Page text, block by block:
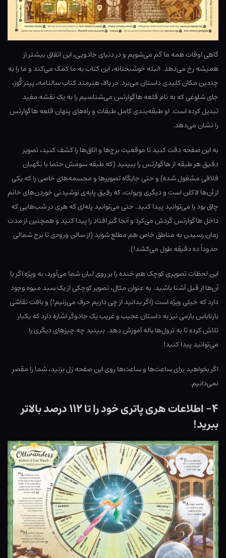
گاهی اوقات همه ما گم می‌شویم و در دنیای جادویی، این اتفاق بیشتر از
همیشه رخ می‌دهد. البته خوشبختانه، این کتاب به ما کمک می‌کند و ما را به
چندین مکان کلیدی داستان می‌برد. در بالا، هنرمند کتاب سالنامه، پیتر گُوز،
جای شلوغی که به نام قلعه هاگوارتس می‌شناسیم را به یک نقشه مفید
تبدیل کرده است. او طبقه‌بندی کامل طبقات و راه‌های پنهان قلعه هاگوارتس
را نشان می‌دهد.
به این صفحه دقت کنید تا موقعیت برج‌ها و اتاق‌ها را کشف کنید، تصویر
دقیق هر طبقه از هاگوارتس را ببینید (که طبقه سومش حتما با نگهبان
فلافی مشغول شده) و حتی جایگاه تصویرها و مجسمه‌های خاصی را که یکی
از آن‌ها لاکلن است و دیگری ویولت، که رفیق پایه‌ی نوشیدنی خوردن‌های خانم
چاق بود را می‌توانید پیدا کنید. حتی می‌توانید پله‌ای که هری در شب‌هایی که
داخل هاگوارتس گردش می‌کرد و آنجا گیر افتاد را پیدا کنید و همچنین از مدت
زمان رسیدن به مناطق خاص هم مطلع شوید (از سالن ورودی تا برج شمالی
حدوداً ده دقیقه طول می‌کشد!).
این لحظات تصویری کوچک هم خنده را بر روی لبان شما می‌آورد، به ویژه اگر با
آن‌ها از قبل آشنا باشید. به عنوان مثال، تصویر کوچکی از یک سبد میوه وجود
دارد که خیلی ویژه است (اگر بدانید از چی داریم حرف می‌زنیم!) و بافت نقاشی
بارناباس بارمی نیز به داستان عجیب و غریب یک جادوگر اشاره دارد که یکبار
تلاش کرده تا به ترول‌ها باله آموزش دهد. ببینید چه چیزهای دیگری را
می‌توانید پیدا کنید!
اگر بخواهید برای ساعت‌ها و ساعت‌ها روی این صفحه زل بزنید، شما را مقصر
نمی‌دانیم.
۴- اطلاعات هری پاتری خود را تا ۱۱۲ درصد بالاتر
ببرید!